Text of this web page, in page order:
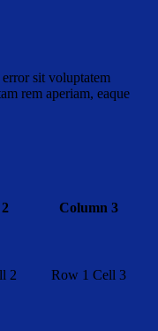
sit voluptatem
rem aperiam, eaque
Column 3
2 Row 1 Cell 3